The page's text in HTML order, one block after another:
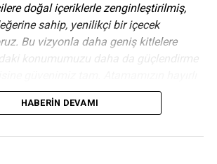
doğal içeriklerle zenginleştirilmiş,
sahip, yenilikçi bir içecek
Bu vizyonla daha geniş kitlelere
konumumuzu daha da güçlendirme
diliyoruz.”
görev alan Ümit Bayvas, 30 yılı aşkın
ülkelerde büyük ölçekli ticari ve
HABERIN DEVAMI